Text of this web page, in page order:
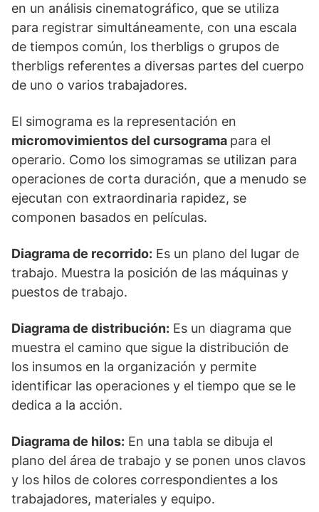
en un análisis cinematográfico, que se utiliza
para registrar simultáneamente, con una escala
de tiempos común, los therbligs o grupos de
therbligs referentes a diversas partes del cuerpo
de uno o varios trabajadores.
El simograma es la representación en
micromovimientos del cursograma para el
operario. Como los simogramas se utilizan para
operaciones de corta duración, que a menudo se
ejecutan con extraordinaria rapidez, se
componen basados en películas.
Diagrama de recorrido: Es un plano del lugar de
trabajo. Muestra la posición de las máquinas y
puestos de trabajo.
Diagrama de distribución: Es un diagrama que
muestra el camino que sigue la distribución de
los insumos en la organización y permite
identificar las operaciones y el tiempo que se le
dedica a la acción.
Diagrama de hilos: En una tabla se dibuja el
plano del área de trabajo y se ponen unos clavos
y los hilos de colores correspondientes a los
trabajadores, materiales y equipo.